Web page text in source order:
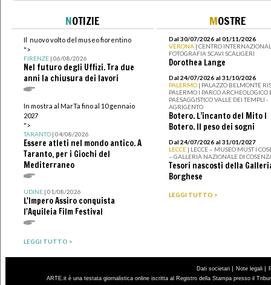
NOTIZIE
Il nuovo volto del museo fiorentino
">
FIRENZE| 06/08/2026
Nel futuro degli Uffizi. Tra due
anni la chiusura dei lavori
In mostra al MarTa fino al 10 gennaio
2027
">
TARANTO| 04/08/2026
Essere atleti nel mondo antico. A
Taranto, per i Giochi del
Mediterraneo
UDINE| 01/08/2026
L'Impero Assiro conquista
l'Aquileia Film Festival
LEGGI TUTTO >
MOSTRE
Dal 30/07/2026 al 01/11/2026
VERONA | CENTRO
FOTOGRAFIA SCAVI SCALIGERI
Dorothea Lange
Dal 24/07/2026 al 31/10/2026
PALERMO | PALAZZO BELMONTE
PALERMO I PARCO ARCHEOLOGICO
PAESAGGISTICO VALLE DEI TEMPLI -
AGRIGENTO
Botero. L’incanto del Mito I
Botero. Il peso dei sogni
Dal 24/07/2026 al 31/01/2027
LECCE | LECCE – MUSEO MUST I
– GALLERIA NAZIONALE DI
Tesori nascosti della
Borghese
LEGGI TUTTO >
Dati societari | Note legali |
ARTE.it è una testata giornalistica online iscritta al Registro della Stampa presso il